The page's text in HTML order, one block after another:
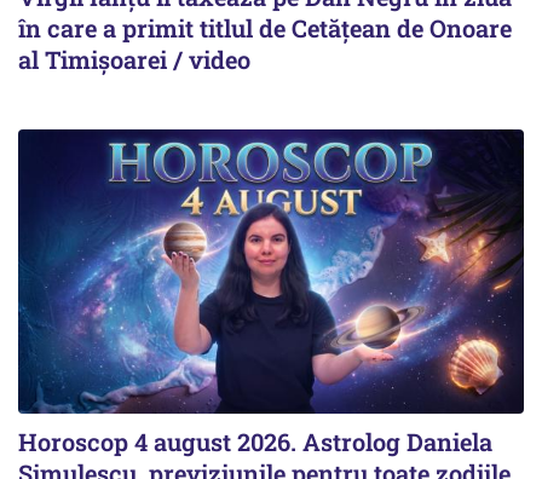
în care a primit titlul de Cetățean de Onoare
al Timișoarei / video
Horoscop 4 august 2026. Astrolog Daniela
Simulescu, previziunile pentru toate zodiile